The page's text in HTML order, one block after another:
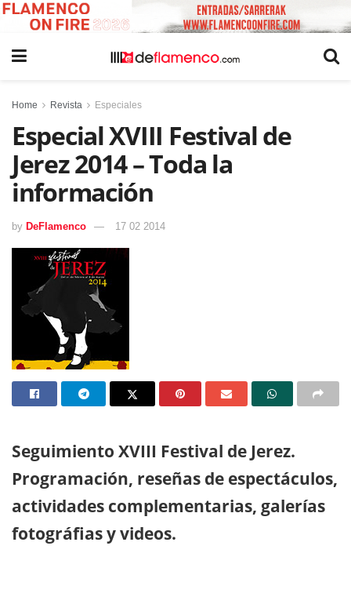
Home Revista Especiales
Especial XVIII Festival de
Jerez 2014 – Toda la
información
by DeFlamenco 17 02 2014
Seguimiento XVIII Festival de Jerez.
Programación, reseñas de espectáculos,
actividades complementarias, galerías
fotográfias y videos.